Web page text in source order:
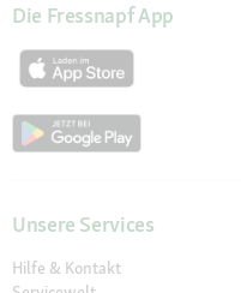
Die Fressnapf App
Unsere Services
Hilfe & Kontakt